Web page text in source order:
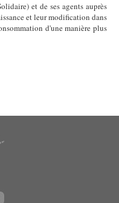
et de ses agents auprès
et leur modification dans
d'une manière plus